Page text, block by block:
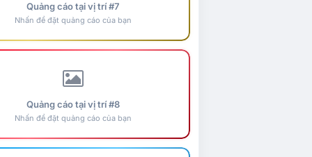
Quảng cáo tại vị trí #7
Nhấn để đặt quảng cáo của bạn
Quảng cáo tại vị trí #8
Nhấn để đặt quảng cáo của bạn